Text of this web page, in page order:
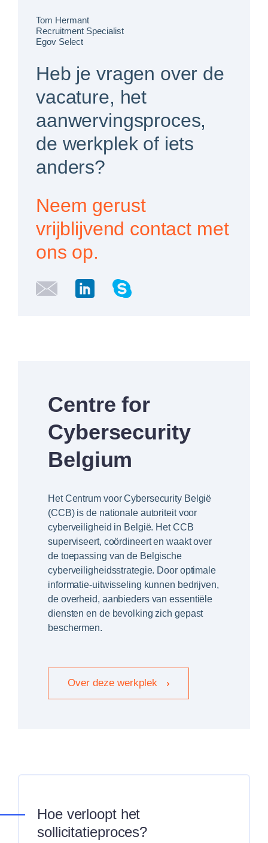
Tom Hermant
Recruitment Specialist
Egov Select
Heb je vragen over de
vacature, het
aanwervingsproces,
de werkplek of iets
anders?
Neem gerust
vrijblijvend contact met
ons op.
Centre for
Cybersecurity
Belgium
Het Centrum voor Cybersecurity België
(CCB) is de nationale autoriteit voor
cyberveiligheid in België. Het CCB
superviseert, coördineert en waakt over
de toepassing van de Belgische
cyberveiligheidsstrategie. Door optimale
informatie-uitwisseling kunnen bedrijven,
de overheid, aanbieders van essentiële
diensten en de bevolking zich gepast
beschermen.
Over deze werkplek
Hoe verloopt het
sollicitatieproces?